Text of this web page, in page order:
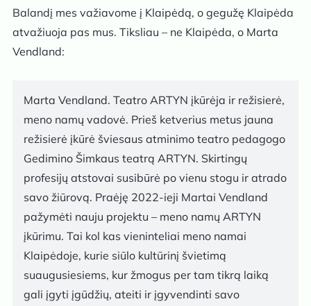
Balandį mes važiavome į Klaipėdą, o gegužę Klaipėda
atvažiuoja pas mus. Tiksliau – ne Klaipėda, o Marta
Vendland:
Marta Vendland. Teatro ARTYN įkūrėja ir režisierė,
meno namų vadovė. Prieš ketverius metus jauna
režisierė įkūrė šviesaus atminimo teatro pedagogo
Gedimino Šimkaus teatrą ARTYN. Skirtingų
profesijų atstovai susibūrė po vienu stogu ir atrado
savo žiūrovą. Praėję 2022-ieji Martai Vendland
pažymėti nauju projektu – meno namų ARTYN
įkūrimu. Tai kol kas vieninteliai meno namai
Klaipėdoje, kurie siūlo kultūrinį švietimą
suaugusiesiems, kur žmogus per tam tikrą laiką
gali įgyti įgūdžių, ateiti ir įgyvendinti savo